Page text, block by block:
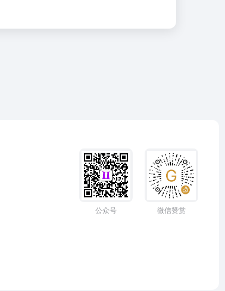
公众号 微信赞赏